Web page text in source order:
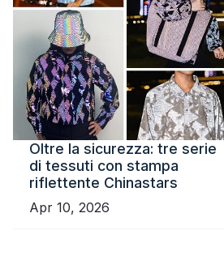
Oltre la sicurezza: tre serie
di tessuti con stampa
riflettente Chinastars
Apr 10, 2026